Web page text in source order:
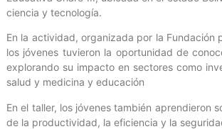
ciencia y tecnología.
En la actividad, organizada por la Fundación
los jóvenes tuvieron la oportunidad de
explorando su impacto en sectores como
salud y medicina y educación
En el taller, los jóvenes también aprendieron
de la productividad, la eficiencia y la